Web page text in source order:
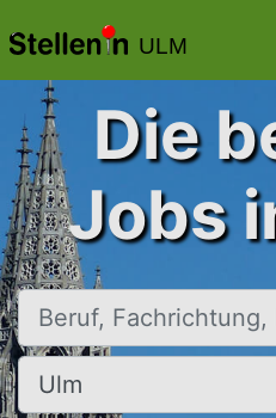
ULM
Die
Jobs
Beruf, Fachrichtung, Firma
Ort, Stadt